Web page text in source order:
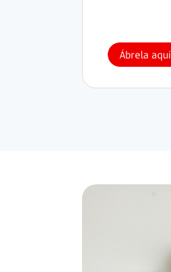
Ábrela aquí